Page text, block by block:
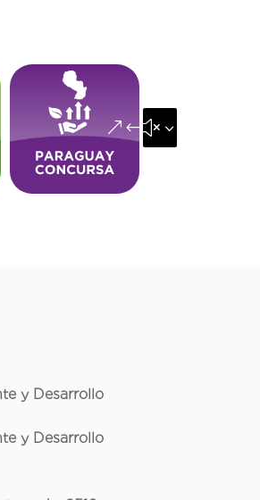
&#x35;
y Desarrollo
y Desarrollo